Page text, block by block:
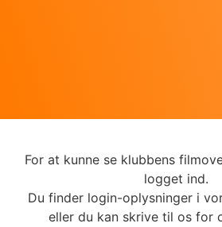
For at kunne se klubbens
logget ind.
Du finder login-oplysninger i
eller du kan skrive til os for